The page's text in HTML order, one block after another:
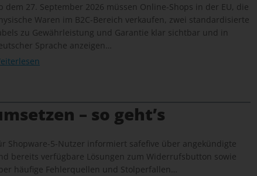
dem 27. September 2026 müssen Online-Shops in der EU, die
Waren im B2C-Bereich verkaufen, zwei standardisierte
zu Gewährleistung und Garantie klar sichtbar und in
Sprache anzeigen…
– so geht’s
Shopware-5-Nutzer informiert safefive über angekündigte
bereits verfügbare Lösungen zum Widerrufsbutton sowie
häufige Fehlerquellen und Stolperfallen…